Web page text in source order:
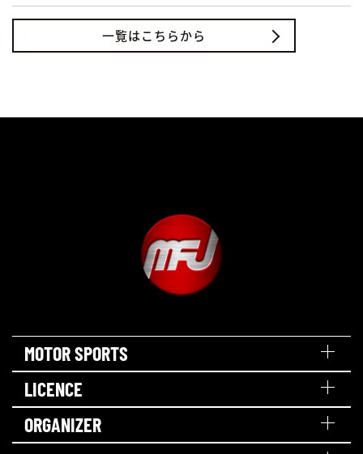
一覧はこちらから
MOTOR SPORTS
LICENCE
ORGANIZER